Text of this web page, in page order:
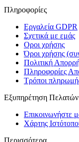
Πληροφορίες
Εργαλεία GDPR
Σχετικά με εμάς
Οροι χρήσης
Όροι χρήσης
Πολιτική
Πληροφορίες
Τρόποι
Εξυπηρέτηση Πελατών
Επικοινωνήστε
Χάρτης
Περισσότερα